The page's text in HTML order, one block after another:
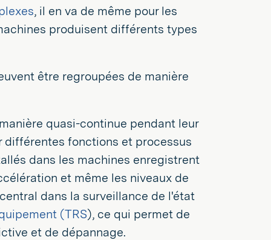
, il en va de même pour les
produisent différents types
être regroupées de manière
quasi-continue pendant leur
fonctions et processus
dans les machines enregistrent
et même les niveaux de
dans la surveillance de l'état
(TRS), ce qui permet de
et de dépannage.